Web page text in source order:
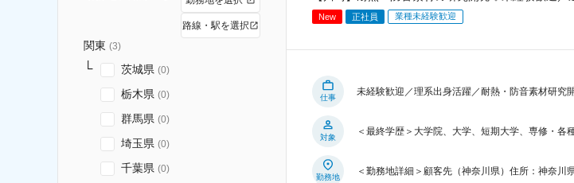
路線・駅を選択
関東 (3)
茨城県 (0)
栃木県 (0)
群馬県 (0)
埼玉県 (0)
千葉県 (0)
New 正社員 業種未経験歓迎
仕事
未経験歓迎／理系出身活躍／耐熱・防音素材研究
対象
＜最終学歴＞大学院、大学、短期大学、専修・各
勤務地
＜勤務地詳細＞顧客先（神奈川県）住所：神奈